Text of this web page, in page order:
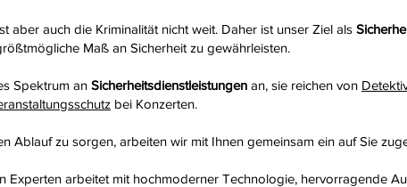
aber auch die Kriminalität nicht weit. Daher ist unser Ziel als
Maß an Sicherheit zu gewährleisten.
Spektrum an Sicherheitsdienstleistungen an, sie reichen von
bei Konzerten.
Ablauf zu sorgen, arbeiten wir mit Ihnen gemeinsam ein auf Sie
Experten arbeitet mit hochmoderner Technologie, hervorragende